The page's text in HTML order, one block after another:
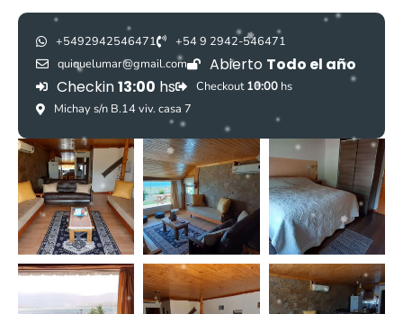
+5492942546471
+54 9 2942-546471
quiquelumar@gmail.com
Abierto Todo el año
Checkin13:00 hs Checkout10:00 hs
Michay s/n B.14 viv. casa 7